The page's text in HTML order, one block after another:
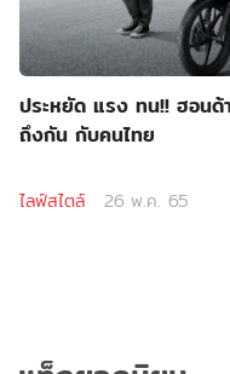
ประหยัด แรง ทน!! ฮอนด้
ถึงกัน กับคนไทย
ไลฟ์สไตล์ 26 พ.ค. 65